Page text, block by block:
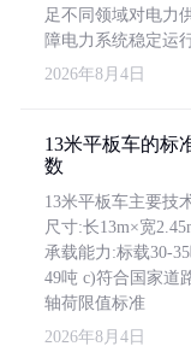
足不同领域对电力
障电力系统稳定运行
2026年8月4日
13米平板车的标
数
13米平板车主要技
尺寸:长13m×宽
承载能力:标载30-
49吨 c)符合国家道
轴荷限值标准
2026年8月4日